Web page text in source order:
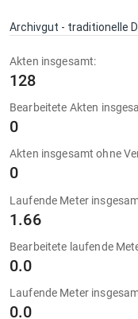
Archivgut - traditionelle
Akten insgesamt:
128
Bearbeitete Akten
0
Akten insgesamt ohne
0
Laufende Meter
1.66
Bearbeitete laufende
0.0
Laufende Meter
0.0